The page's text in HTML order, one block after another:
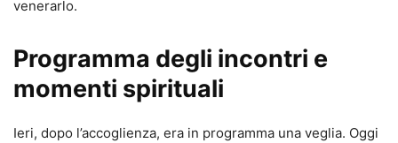
venerarlo.
Programma degli incontri e
momenti spirituali
Ieri, dopo l’accoglienza, era in programma una veglia. Oggi